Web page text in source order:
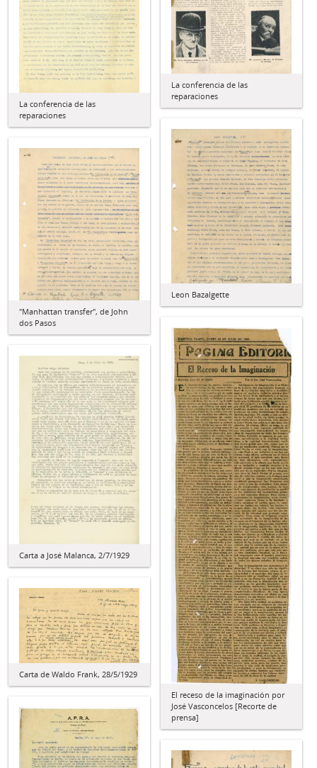
La conferencia de las
reparaciones
La conferencia de las
reparaciones
Leon Bazalgette
"Manhattan transfer", de John
dos Pasos
El receso de la imaginación por
José Vasconcelos [Recorte de
prensa]
Carta a José Malanca, 2/7/1929
Carta de Waldo Frank, 28/5/1929